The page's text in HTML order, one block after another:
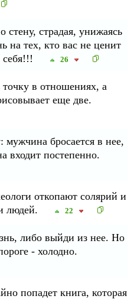
стену, страдая, унижаясь
на тех, кто вас не ценит
26
в отношениях, а
еще две.
бросается в нее,
входит постепенно.
откопают солярий и
людей.
22
либо выйди из нее. Но
- холодно.
попадет книга, которая